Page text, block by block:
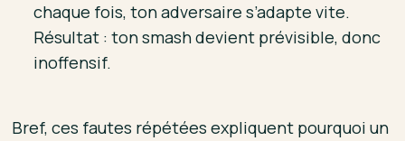
chaque fois, ton adversaire s’adapte vite.
Résultat : ton smash devient prévisible, donc
inoffensif.
Bref, ces fautes répétées expliquent pourquoi un